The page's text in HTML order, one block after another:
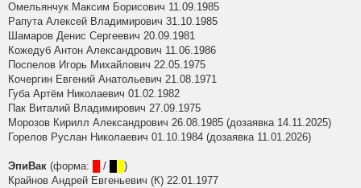
Омельянчук Максим Борисович 11.09.1985
Рапута Алексей Владимирович 31.10.1985
Шамаров Денис Сергеевич 20.09.1981
Кожедуб Антон Александрович 11.06.1986
Поспелов Игорь Михайлович 22.05.1975
Кочергин Евгений Анатольевич 21.08.1971
Губа Артём Николаевич 01.02.1982
Пак Виталий Владимирович 27.09.1975
Морозов Кирилл Александрович 26.08.1985 (дозаявка 14.11.2025)
Горелов Руслан Николаевич 01.10.1984 (дозаявка 11.01.2026)
ЭпиВак (форма: /
)
Крайнов Андрей Евгеньевич (К) 22.01.1977